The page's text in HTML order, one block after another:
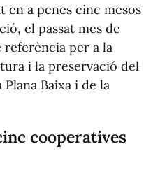
en a penes cinc mesos
el passat mes de
referència per a la
i la preservació del
Baixa i de la
cooperatives